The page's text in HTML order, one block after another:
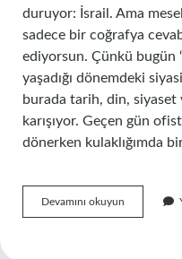
duruyor: İsrail. Ama
sadece bir coğrafya
ediyorsun. Çünkü bugün
yaşadığı dönemdeki
burada tarih, din,
karışıyor. Geçen gün
dönerken kulaklığımda
Devamını okuyun
hangi